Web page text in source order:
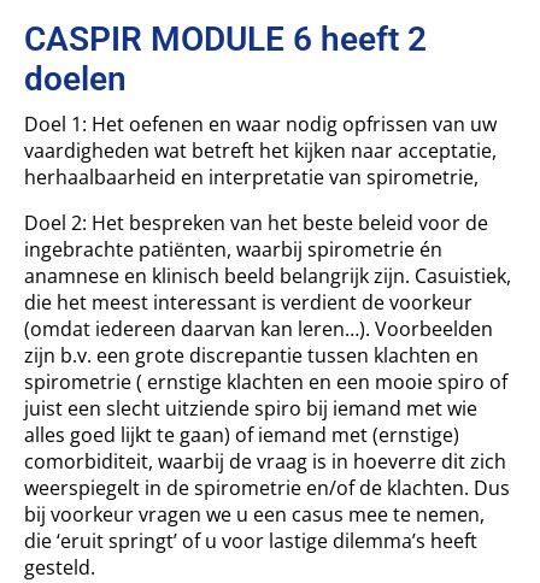
CASPIR MODULE 6 heeft 2
doelen
Doel 1: Het oefenen en waar nodig opfrissen van uw
vaardigheden wat betreft het kijken naar acceptatie,
herhaalbaarheid en interpretatie van spirometrie,
Doel 2: Het bespreken van het beste beleid voor de
ingebrachte patiënten, waarbij spirometrie én
anamnese en klinisch beeld belangrijk zijn. Casuistiek,
die het meest interessant is verdient de voorkeur
(omdat iedereen daarvan kan leren…). Voorbeelden
zijn b.v. een grote discrepantie tussen klachten en
spirometrie ( ernstige klachten en een mooie spiro of
juist een slecht uitziende spiro bij iemand met wie
alles goed lijkt te gaan) of iemand met (ernstige)
comorbiditeit, waarbij de vraag is in hoeverre dit zich
weerspiegelt in de spirometrie en/of de klachten. Dus
bij voorkeur vragen we u een casus mee te nemen,
die ‘eruit springt’ of u voor lastige dilemma’s heeft
gesteld.